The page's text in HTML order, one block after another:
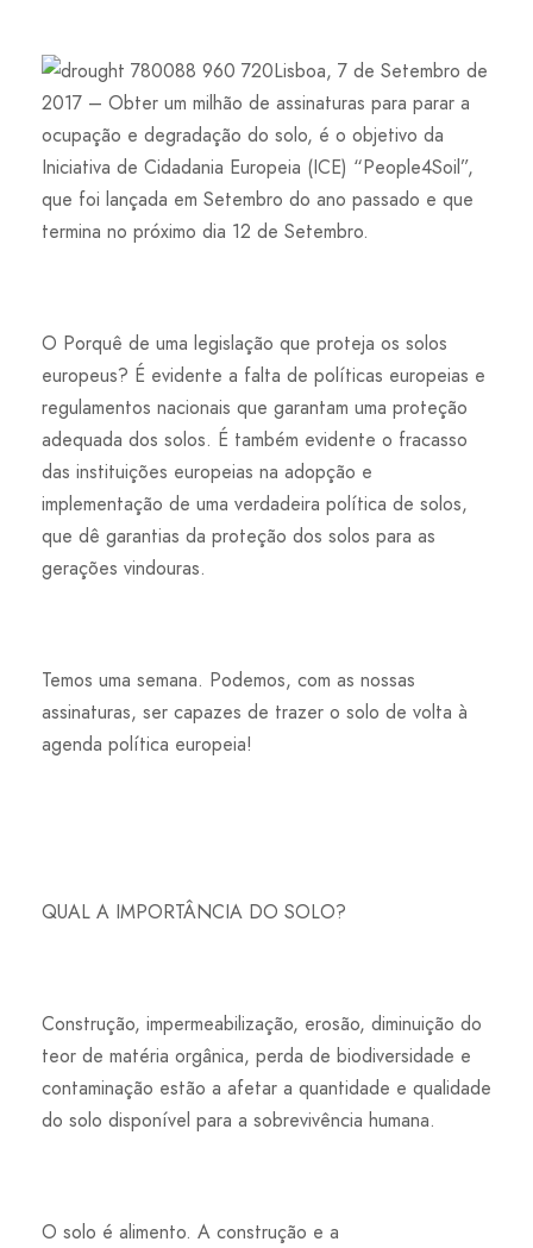
Lisboa, 7 de Setembro de
2017 – Obter um milhão de assinaturas para parar a
ocupação e degradação do solo, é o objetivo da
Iniciativa de Cidadania Europeia (ICE) “People4Soil”,
que foi lançada em Setembro do ano passado e que
termina no próximo dia 12 de Setembro.
O Porquê de uma legislação que proteja os solos
europeus? É evidente a falta de políticas europeias e
regulamentos nacionais que garantam uma proteção
adequada dos solos. É também evidente o fracasso
das instituições europeias na adopção e
implementação de uma verdadeira política de solos,
que dê garantias da proteção dos solos para as
gerações vindouras.
Temos uma semana. Podemos, com as nossas
assinaturas, ser capazes de trazer o solo de volta à
agenda política europeia!
QUAL A IMPORTÂNCIA DO SOLO?
Construção, impermeabilização, erosão, diminuição do
teor de matéria orgânica, perda de biodiversidade e
contaminação estão a afetar a quantidade e qualidade
do solo disponível para a sobrevivência humana.
O solo é alimento. A construção e a